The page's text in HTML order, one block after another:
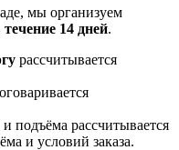
мы организуем
течение 14 дней.
рассчитывается
подъёма рассчитывается
и условий заказа.